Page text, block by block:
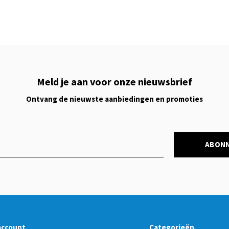
Meld je aan voor onze nieuwsbrief
Ontvang de nieuwste aanbiedingen en promoties